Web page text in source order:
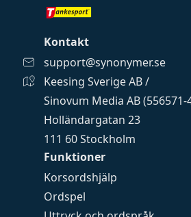
Funktioner
Korsordshjälp
Ordspel
Kontakt
support@synonymer.se
Keesing Sverige AB /
Sinovum Media AB (556571-
Holländargatan 23
111 60 Stockholm